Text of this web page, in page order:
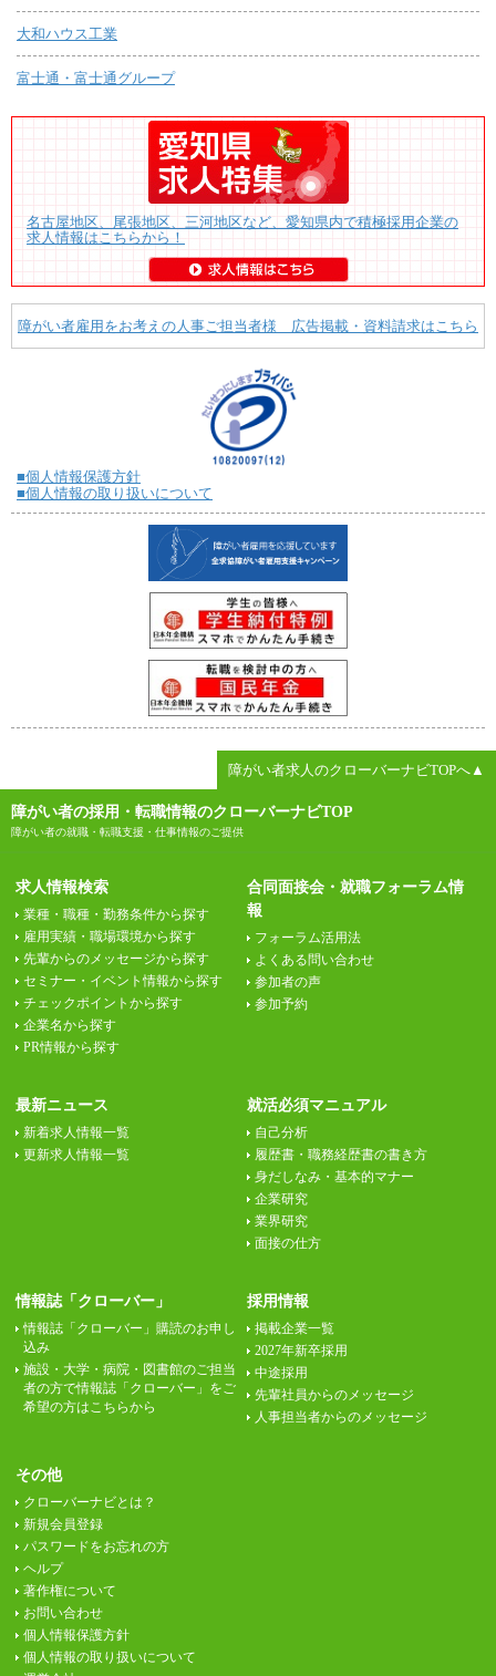
大和ハウス工業
富士通・富士通グループ
名古屋地区、尾張地区、三河地区など、愛知県内で積極採用企業の
求人情報はこちらから！
障がい者雇用をお考えの人事ご担当者様 広告掲載・資料請求はこちら
■個人情報保護方針
■個人情報の取り扱いについて
障がい者求人のクローバーナビTOPへ▲
障がい者の採用・転職情報のクローバーナビTOP
障がい者の就職・転職支援・仕事情報のご提供
求人情報検索
業種・職種・勤務条件から探す
雇用実績・職場環境から探す
先輩からのメッセージから探す
セミナー・イベント情報から探す
チェックポイントから探す
企業名から探す
PR情報から探す
合同面接会・就職フォーラム情
報
フォーラム活用法
よくある問い合わせ
参加者の声
参加予約
最新ニュース
新着求人情報一覧
更新求人情報一覧
就活必須マニュアル
自己分析
履歴書・職務経歴書の書き方
身だしなみ・基本的マナー
企業研究
業界研究
面接の仕方
情報誌「クローバー」
情報誌「クローバー」購読のお申し
込み
施設・大学・病院・図書館のご担当
者の方で情報誌「クローバー」をご
希望の方はこちらから
採用情報
掲載企業一覧
2027年新卒採用
中途採用
先輩社員からのメッセージ
人事担当者からのメッセージ
その他
クローバーナビとは？
新規会員登録
パスワードをお忘れの方
ヘルプ
著作権について
お問い合わせ
個人情報保護方針
個人情報の取り扱いについて